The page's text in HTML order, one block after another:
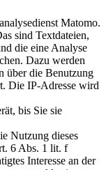
Matomo.
sind Textdateien,
die eine Analyse
Dazu werden
über die Benutzung
Die IP-Adresse wird
bis Sie sie
Nutzung dieses
6 Abs. 1 lit. f
Interesse an der